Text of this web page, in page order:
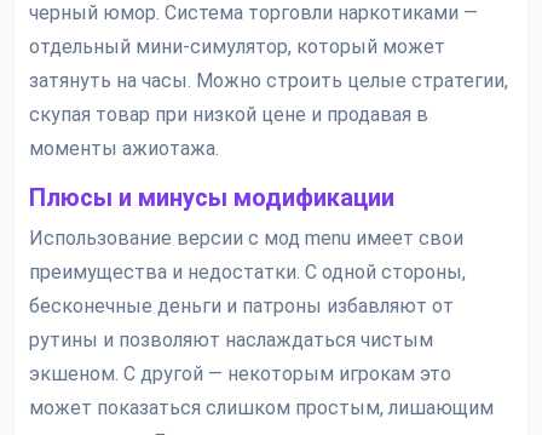
черный юмор. Система торговли наркотиками —
отдельный мини-симулятор, который может
затянуть на часы. Можно строить целые стратегии,
скупая товар при низкой цене и продавая в
моменты ажиотажа.
Плюсы и минусы модификации
Использование версии с мод menu имеет свои
преимущества и недостатки. С одной стороны,
бесконечные деньги и патроны избавляют от
рутины и позволяют наслаждаться чистым
экшеном. С другой — некоторым игрокам это
может показаться слишком простым, лишающим